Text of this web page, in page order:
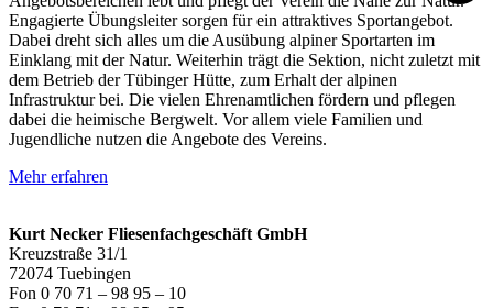
Engagierte Übungsleiter sorgen für ein attraktives Sportangebot.
Dabei dreht sich alles um die Ausübung alpiner Sportarten im
Einklang mit der Natur. Weiterhin trägt die Sektion, nicht zuletzt mit
dem Betrieb der Tübinger Hütte, zum Erhalt der alpinen
Infrastruktur bei. Die vielen Ehrenamtlichen fördern und pflegen
dabei die heimische Bergwelt. Vor allem viele Familien und
Jugendliche nutzen die Angebote des Vereins.
Mehr erfahren
Kurt Necker Fliesenfachgeschäft GmbH
Kreuzstraße 31/1
72074 Tuebingen
Fon 0 70 71 – 98 95 – 10